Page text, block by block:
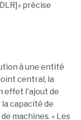
précise
à une entité
central, la
effet l'ajout de
capacité de
machines. « Les